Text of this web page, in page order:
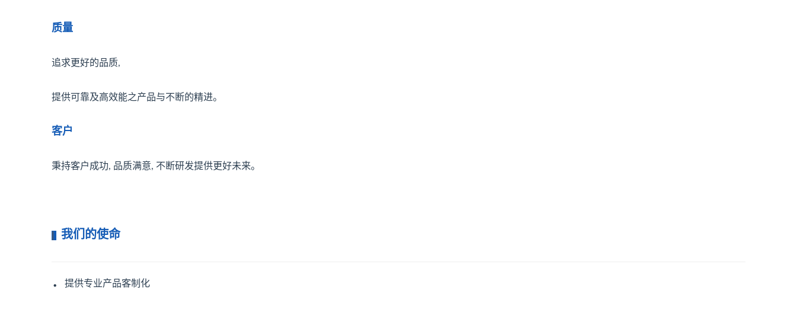
质量
追求更好的品质,
提供可靠及高效能之产品与不断的精进。
客户
秉持客户成功, 品质满意, 不断研发提供更好未来。
我们的使命
． 提供专业产品客制化